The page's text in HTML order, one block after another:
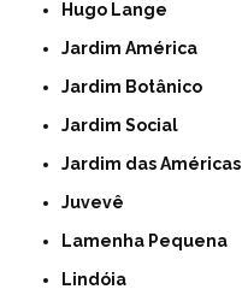
Hugo Lange
Jardim América
Jardim Botânico
Jardim Social
Jardim das Américas
Juvevê
Lamenha Pequena
Lindóia